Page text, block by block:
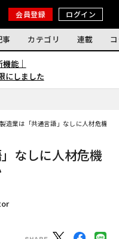
会員登録 ログイン
事 カテゴリ 連載
能｜
にしました
造業は「共通言語」なしに人材危機を
なしに人材危機